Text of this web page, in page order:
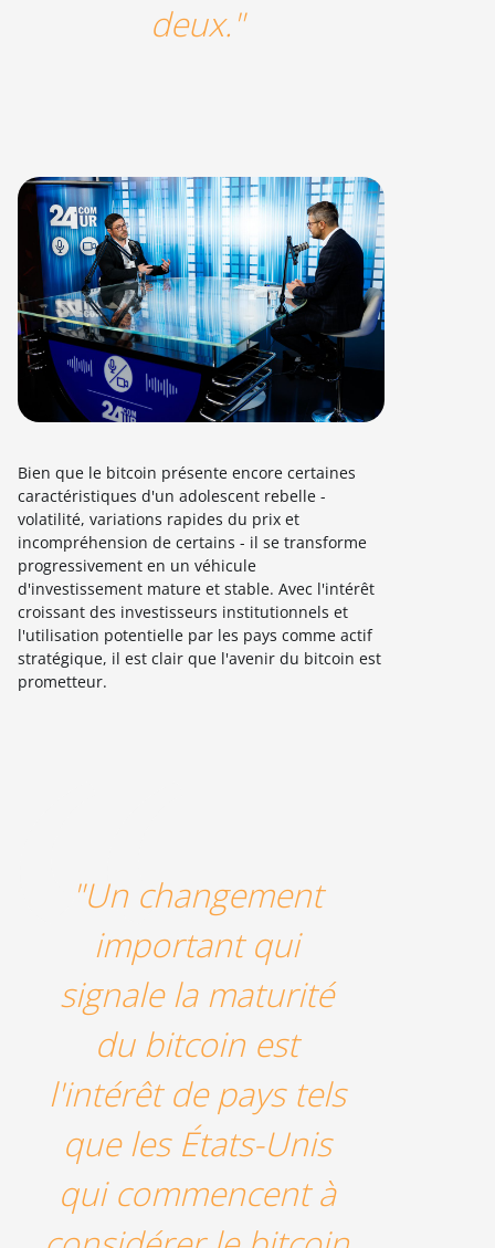
deux."
Bien que le bitcoin présente encore certaines
caractéristiques d'un adolescent rebelle -
volatilité, variations rapides du prix et
incompréhension de certains - il se transforme
progressivement en un véhicule
d'investissement mature et stable. Avec l'intérêt
croissant des investisseurs institutionnels et
l'utilisation potentielle par les pays comme actif
stratégique, il est clair que l'avenir du bitcoin est
prometteur.
"Un changement
important qui
signale la maturité
du bitcoin est
l'intérêt de pays tels
que les États-Unis
qui commencent à